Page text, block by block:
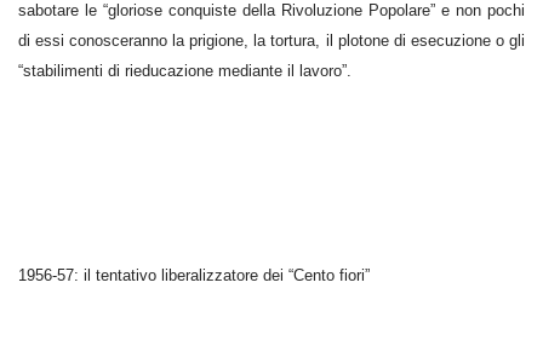
sabotare le “gloriose conquiste della Rivoluzione Popolare” e non pochi
di essi conosceranno la prigione, la tortura, il plotone di esecuzione o gli
“stabilimenti di rieducazione mediante il lavoro”.
1956-57: il tentativo liberalizzatore dei “Cento fiori”